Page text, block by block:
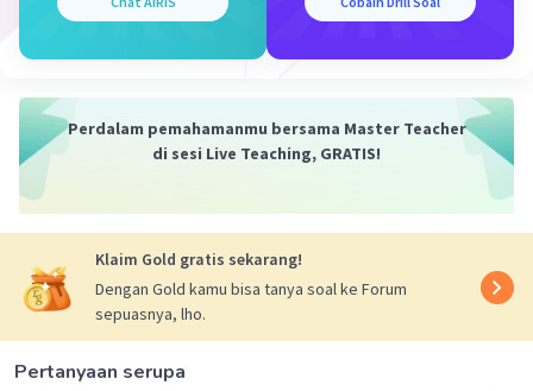
Beri Rating·5.0(1) Balas
Iklan
Perdalam pemahamanmu bersama Master Teacher
di sesi Live Teaching, GRATIS!
Klaim Gold gratis sekarang!
Dengan Gold kamu bisa tanya soal ke Forum
sepuasnya, lho.
Pertanyaan serupa